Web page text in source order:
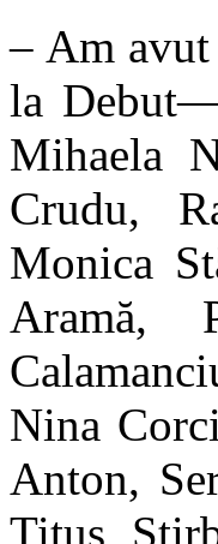
– Am
la
Mihaela
Crudu,
Monica
Aramă,
Nina
Anton,
Titus